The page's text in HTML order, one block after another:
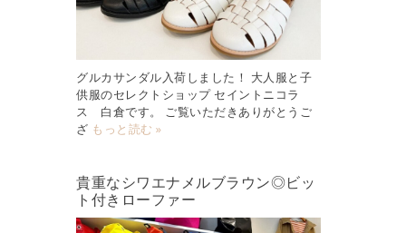
グルカサンダル入荷しました！ 大人服と子
供服のセレクトショップ セイントニコラ
ス 白倉です。 ご覧いただきありがとうご
ざ もっと読む »
貴重なシワエナメルブラウン◎ビッ
ト付きローファー